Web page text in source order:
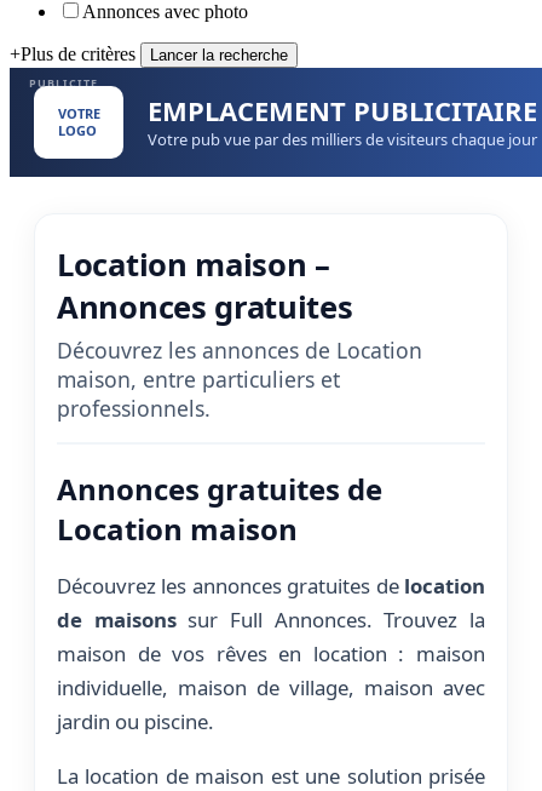
Annonces avec photo
+Plus de critères
PUBLICITE
VOTRE
LOGO
EMPLACEMENT PUBLICITAIRE
Votre pub vue par des milliers de visiteurs chaque jour
Location maison –
Annonces gratuites
Découvrez les annonces de Location
maison, entre particuliers et
professionnels.
Annonces gratuites de
Location maison
Découvrez les annonces gratuites de location
de maisonssur Full Annonces. Trouvez la
maison de vos rêves en location : maison
individuelle, maison de village, maison avec
jardin ou piscine.
La location de maison est une solution prisée